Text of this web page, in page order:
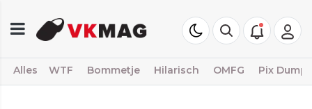
Alles WTF Bommetje Hilarisch OMFG Pix Dump